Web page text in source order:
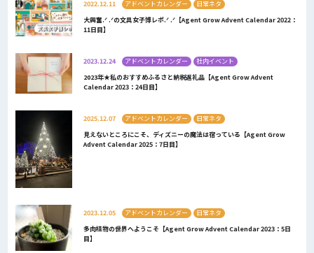
2022.12.11 アドベントカレンダー
日常ネタ
大興奮.ᐟ .ᐟの文具女子博レポ.ᐟ .ᐟ【Agent Grow Advent Calendar 2022：
11日目】
2023.12.24 アドベントカレンダー
社内イベント
2023年★私のおすすめふるさと納税返礼品【Agent Grow Advent
Calendar 2023：24日目】
2025.12.07 アドベントカレンダー
日常ネタ
見えないところにこそ、ディズニーの魔法は宿っている【Agent Grow
Advent Calendar 2025：7日目】
2023.12.05 アドベントカレンダー
日常ネタ
多肉植物の世界へようこそ【Agent Grow Advent Calendar 2023：5日
目】